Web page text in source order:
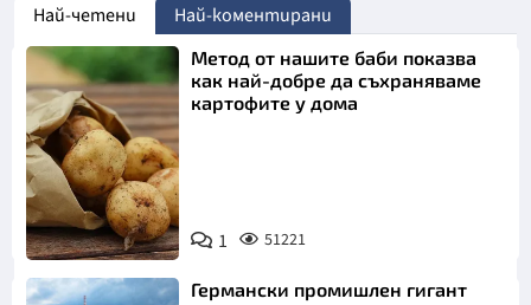
Най-четени Най-коментирани
Снимка:
Пиксабей
Метод от нашите баби показва
как най-добре да съхраняваме
картофите у дома
1 51221
Германски промишлен гигант